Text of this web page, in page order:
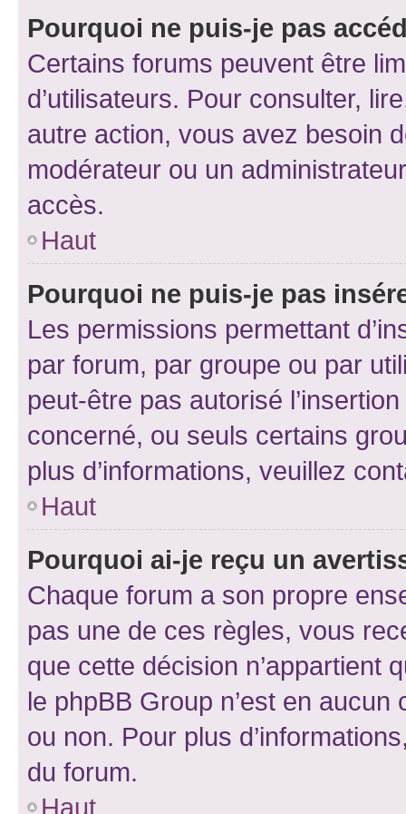
Pourquoi ne puis-je pas
Certains forums peuvent être
d’utilisateurs. Pour consulter,
autre action, vous avez besoin
modérateur ou un
accès.
Haut
Pourquoi ne puis-je pas
Les permissions permettant
par forum, par groupe ou par
peut-être pas autorisé
concerné, ou seuls certains
plus d’informations, veuillez
Haut
Pourquoi ai-je reçu un
Chaque forum a son propre
pas une de ces règles, vous
que cette décision n’appartient
le phpBB Group n’est en
ou non. Pour plus
du forum.
Haut